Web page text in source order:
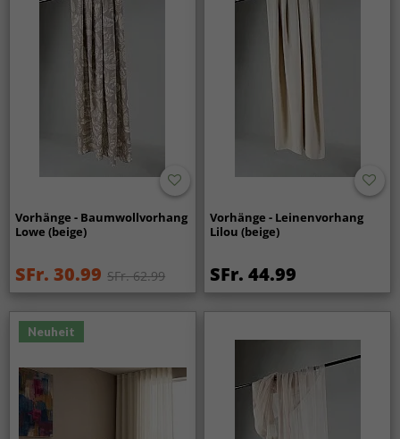
Vorhänge - Baumwollvorhang
Lowe (beige)
SFr. 30.99 SFr. 62.99
Vorhänge - Leinenvorhang
Lilou (beige)
SFr. 44.99
Neuheit